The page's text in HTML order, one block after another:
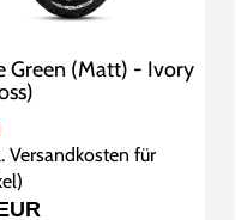
Green (Matt) - Ivory
Versandkosten für
)